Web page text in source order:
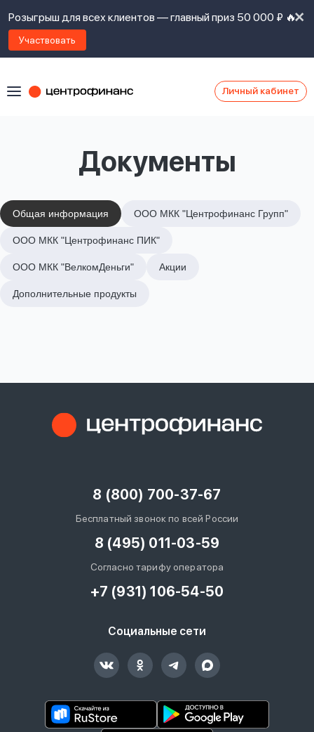
Розыгрыш для всех клиентов — главный приз 50 000 ₽ 🔥
Участвовать
Личный кабинет
Документы
Общая информация ООО МКК "Центрофинанс Групп"
ООО МКК "Центрофинанс ПИК"
ООО МКК "ВелкомДеньги" Акции
Дополнительные продукты
8 (800) 700-37-67
Бесплатный звонок по всей России
8 (495) 011-03-59
Согласно тарифу оператора
+7 (931) 106-54-50
Социальные сети
Войти под другим номером
ознакомлен
предоставления
займов,
политикой
сайта,
согласие
обработку